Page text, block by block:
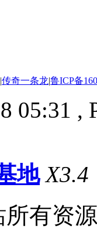
|传奇一条龙|鲁ICP备
05:31 ,
地 X3.4
有资